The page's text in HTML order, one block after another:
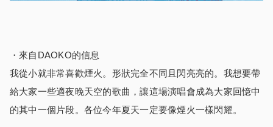
・來自DAOKO的信息
我從小就非常喜歡煙火。形狀完全不同且閃亮亮的。我想要帶
給大家一些適夜晚天空的歌曲，讓這場演唱會成為大家回憶中
的其中一個片段。各位今年夏天一定要像煙火一樣閃耀。